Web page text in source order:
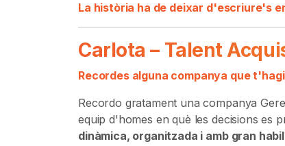
La història ha de deixar d'escriure's
Carlota – Talent
Recordes alguna companya que
Recordo gratament una companya
equip d'homes en què les decisions es
dinàmica, organitzada i amb gran